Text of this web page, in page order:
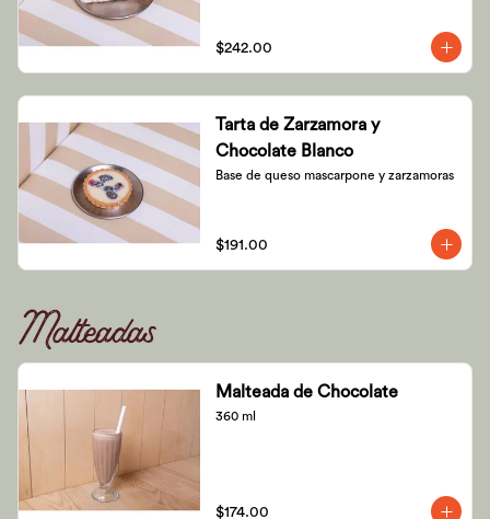
$242.00
Tarta de Zarzamora y
Chocolate Blanco
Base de queso mascarpone y zarzamoras
$191.00
Malteadas
Malteada de Chocolate
360 ml
$174.00